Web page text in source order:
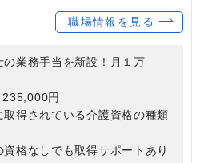
職場情報を見る
の業務手当を新設！月１万
235,000円
得されている介護資格の種類
格なしでも取得サポートあり